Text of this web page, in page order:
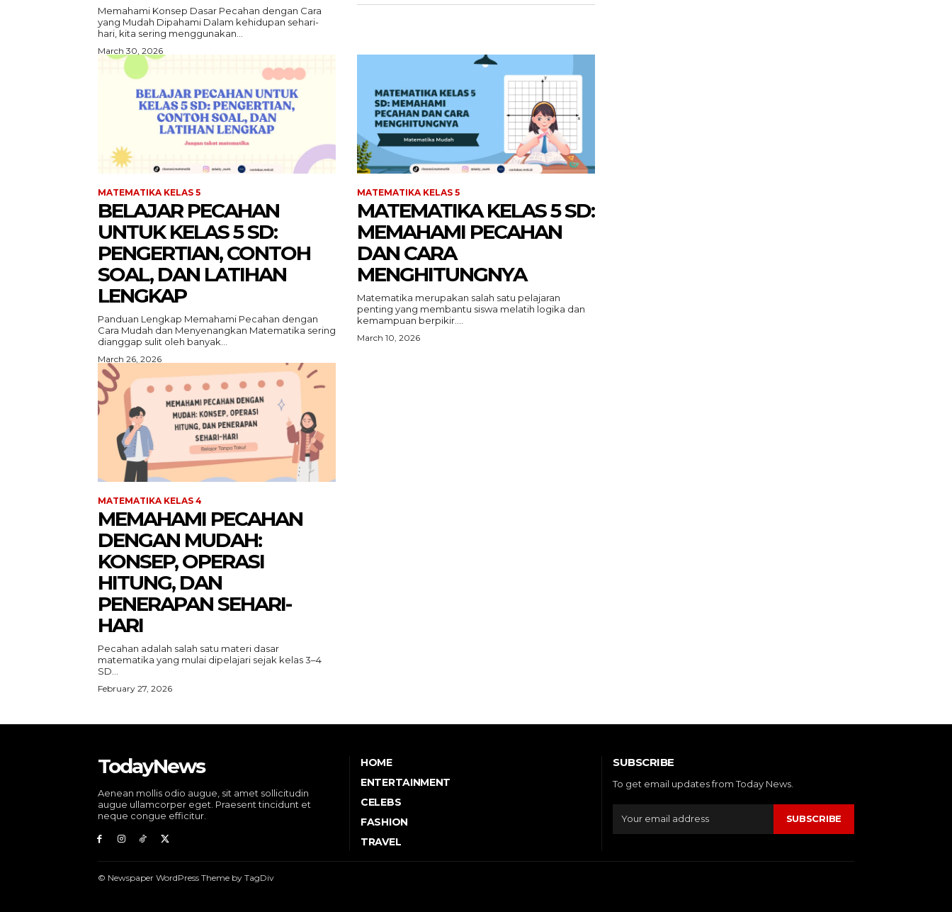
Memahami Konsep Dasar Pecahan dengan Cara
yang Mudah Dipahami Dalam kehidupan sehari-
hari, kita sering menggunakan...
March 30, 2026
MATEMATIKA KELAS 5
BELAJAR PECAHAN
UNTUK KELAS 5 SD:
PENGERTIAN, CONTOH
SOAL, DAN LATIHAN
LENGKAP
Panduan Lengkap Memahami Pecahan dengan
Cara Mudah dan Menyenangkan Matematika sering
dianggap sulit oleh banyak...
March 26, 2026
MATEMATIKA KELAS 5
MATEMATIKA KELAS 5 SD:
MEMAHAMI PECAHAN
DAN CARA
MENGHITUNGNYA
Matematika merupakan salah satu pelajaran
penting yang membantu siswa melatih logika dan
kemampuan berpikir....
March 10, 2026
MATEMATIKA KELAS 4
MEMAHAMI PECAHAN
DENGAN MUDAH:
KONSEP, OPERASI
HITUNG, DAN
PENERAPAN SEHARI-
HARI
Pecahan adalah salah satu materi dasar
matematika yang mulai dipelajari sejak kelas 3–4
SD...
February 27, 2026
TodayNews
Aenean mollis odio augue, sit amet sollicitudin
augue ullamcorper eget. Praesent tincidunt et
neque congue efficitur.
HOME
ENTERTAINMENT
CELEBS
FASHION
TRAVEL
SUBSCRIBE
To get email updates from Today News.
SUBSCRIBE
© Newspaper WordPress Theme by TagDiv